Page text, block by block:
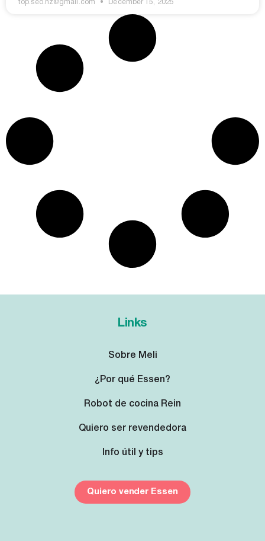
top.seo.nz@gmail.com December 15, 2025
Quiero vender Essen
Links
Sobre Meli
¿Por qué Essen?
Robot de cocina Rein
Quiero ser revendedora
Info útil y tips